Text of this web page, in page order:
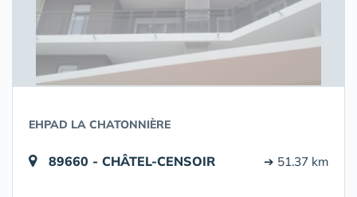
EHPAD LA CHATONNIÈRE
89660 - CHÂTEL-CENSOIR ➔ 51.37 km